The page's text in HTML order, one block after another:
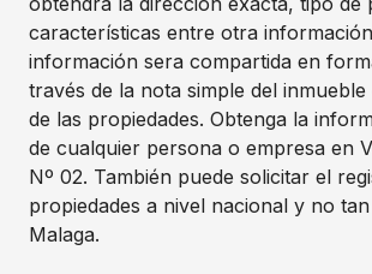
características entre otra
información sera compartida en
través de la nota simple del
de las propiedades. Obtenga la
de cualquier persona o empresa en
Nº 02. También puede solicitar el
propiedades a nivel nacional y no
Malaga.